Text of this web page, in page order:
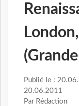
Publié le :
20.06.2011
Par Rédaction